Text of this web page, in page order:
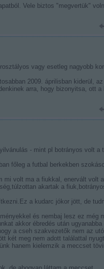
Vele biztos "megvertük"
vagy esetleg nagyobb
2009. áprilisban kiderül,
arra, hogy bizonyitsa, ott
- mint pl botrányos volt a
főleg a futbal berkekben
mi volt ma a fiukkal, enervált volt
akartak a
a kudarc jókor jött, de
és nembaj lesz ez még
akkor ébredés után
a cseh szakvezetők nem az
két meg nem adott találattal
hanem kielemzik a meccset